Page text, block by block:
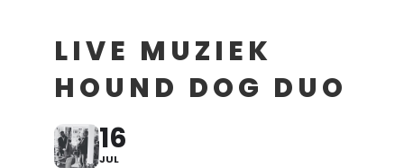
LIVE MUZIEK
HOUND DOG DUO
16
JUL